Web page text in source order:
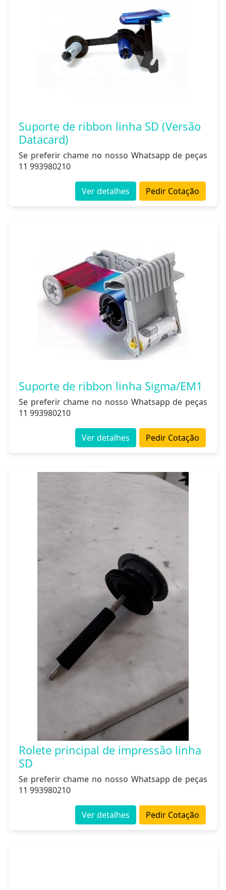
Suporte de ribbon linha SD (Versão
Datacard)
Se preferir chame no nosso Whatsapp de peças
11 993980210
Pedir Cotação
Ver detalhes
Suporte de ribbon linha Sigma/EM1
Se preferir chame no nosso Whatsapp de peças
11 993980210
Pedir Cotação
Ver detalhes
Rolete principal de impressão linha
SD
Se preferir chame no nosso Whatsapp de peças
11 993980210
Pedir Cotação
Ver detalhes